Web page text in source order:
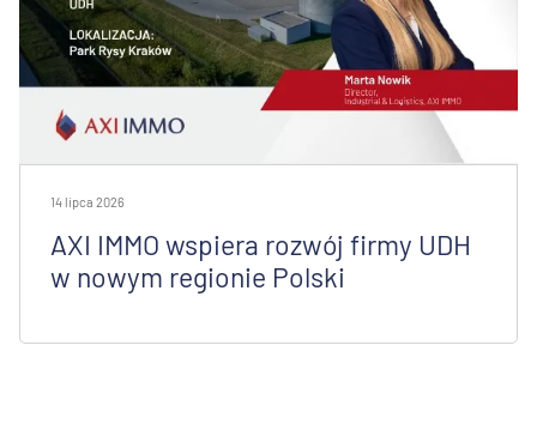
14 lipca 2026
AXI IMMO wspiera rozwój firmy UDH
w nowym regionie Polski